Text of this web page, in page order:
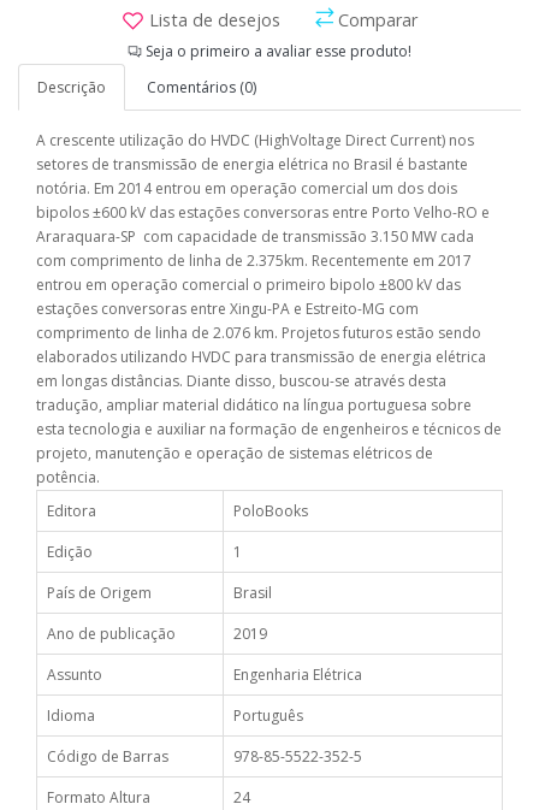
Lista de desejos Comparar
Seja o primeiro a avaliar esse produto!
Descrição
Comentários (0)
A crescente utilização do HVDC (HighVoltage Direct Current) nos
setores de transmissão de energia elétrica no Brasil é bastante
notória. Em 2014 entrou em operação comercial um dos dois
bipolos ±600 kV das estações conversoras entre Porto Velho-RO e
Araraquara-SP com capacidade de transmissão 3.150 MW cada
com comprimento de linha de 2.375km. Recentemente em 2017
entrou em operação comercial o primeiro bipolo ±800 kV das
estações conversoras entre Xingu-PA e Estreito-MG com
comprimento de linha de 2.076 km. Projetos futuros estão sendo
elaborados utilizando HVDC para transmissão de energia elétrica
em longas distâncias. Diante disso, buscou-se através desta
tradução, ampliar material didático na língua portuguesa sobre
esta tecnologia e auxiliar na formação de engenheiros e técnicos de
projeto, manutenção e operação de sistemas elétricos de
potência.
Editora
PoloBooks
Edição
1
País de Origem
Brasil
Ano de publicação
2019
Assunto
Engenharia Elétrica
Idioma
Português
Código de Barras
978-85-5522-352-5
Formato Altura
24